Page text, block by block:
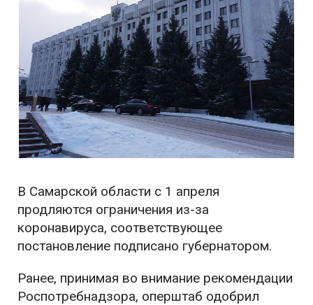
В Самарской области с 1 апреля
продляются ограничения из-за
коронавируса, соответствующее
постановление подписано губернатором.
Ранее, принимая во внимание рекомендации
Роспотребнадзора, оперштаб одобрил